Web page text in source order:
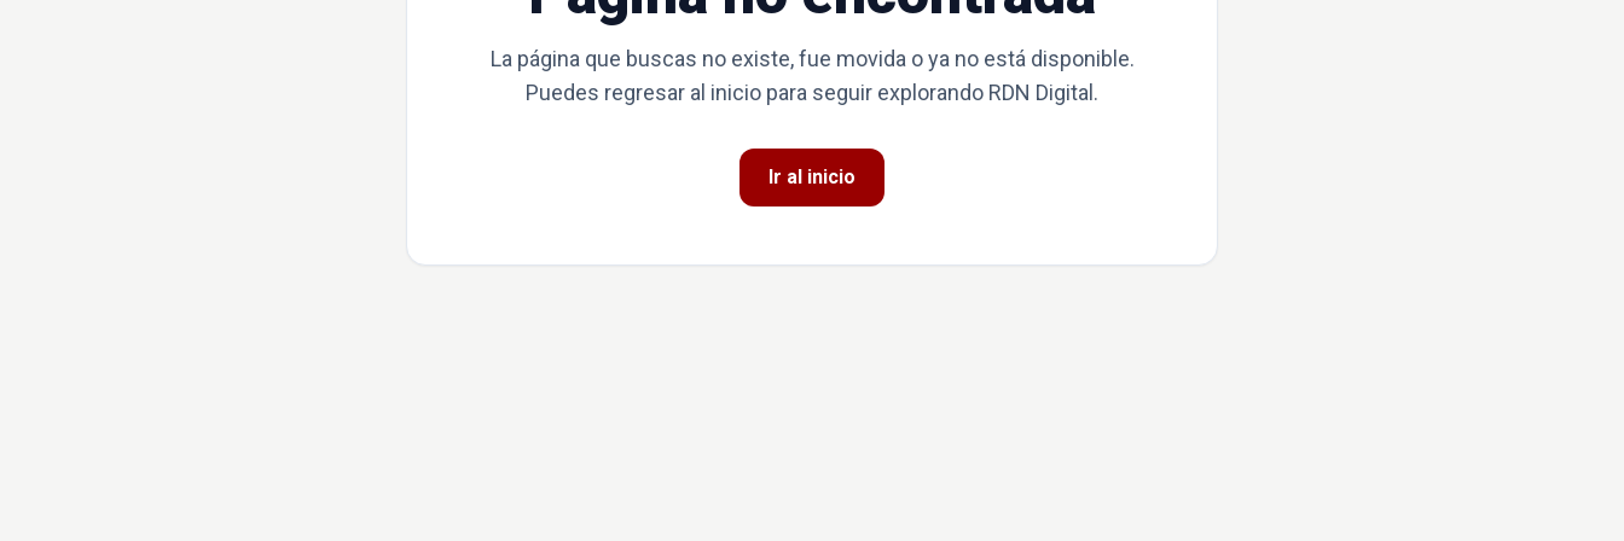
La página que buscas no existe, fue movida o ya no está disponible.
Puedes regresar al inicio para seguir explorando RDN Digital.
Ir al inicio